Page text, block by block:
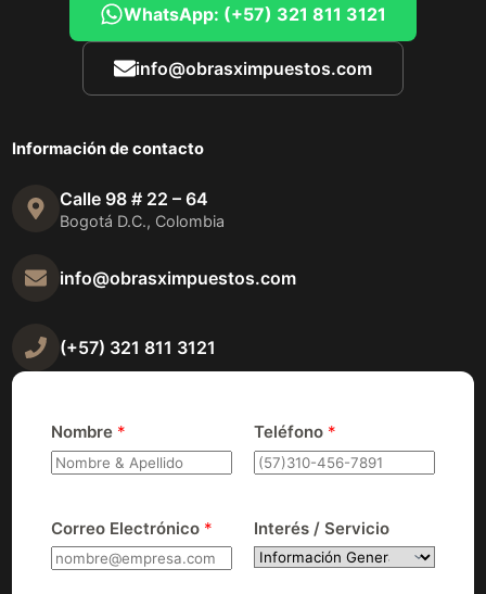
WhatsApp: (+57) 321 811 3121
info@obrasximpuestos.com
Información de contacto
Calle 98 # 22 – 64
Bogotá D.C., Colombia
info@obrasximpuestos.com
(+57) 321 811 3121
Nombre * Teléfono *
Correo Electrónico * Interés / Servicio